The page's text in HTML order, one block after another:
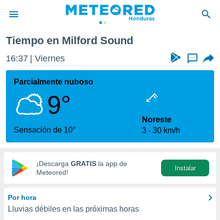
de
ha sido
que se
calidad.
a este
las
y
digital
basada
Tiempo en Milford Sound
16:37 Viernes ...
Parcialmente nuboso
9°
Sensación de 10°
Noreste
3
30 km/h
¡Descarga GRATIS la app de
Meteored!
Instalar
Por hora
Lluvias débiles en las próximas horas